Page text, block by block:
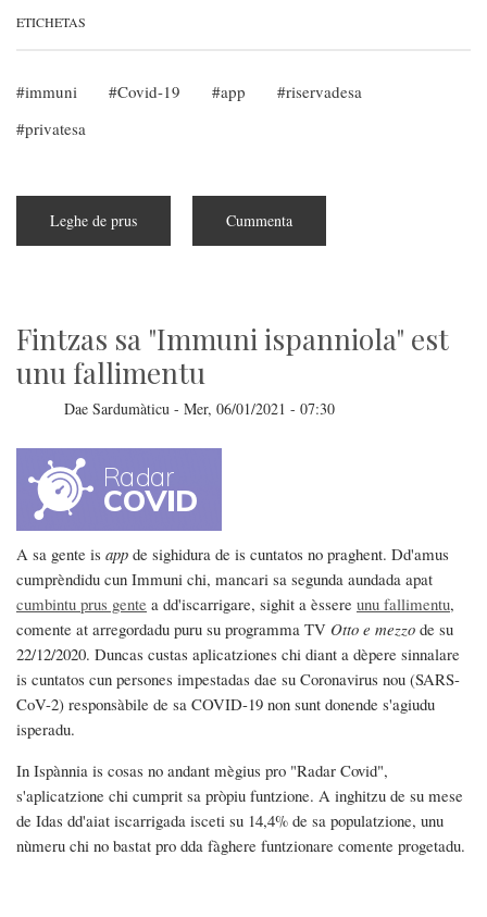
ETICHETAS
immuni Covid-19 app
riservadesa
privatesa
Leghe de prus
Tzina
pro
blocare
una
manifestada
Cummenta
Fintzas sa "Immuni ispanniola" est
unu fallimentu
Dae Sardumàticu - Mer, 06/01/2021 - 07:30
A sa gente is app de sighidura de is cuntatos no praghent. Dd'amus
cumprèndidu cun Immuni chi, mancari sa segunda aundada apat
cumbintu prus gente a dd'iscarrigare, sighit a èssere unu fallimentu,
comente at arregordadu puru su programma TV Otto e mezzo de su
22/12/2020. Duncas custas aplicatziones chi diant a dèpere sinnalare
is cuntatos cun persones impestadas dae su Coronavirus nou (SARS-
CoV-2) responsàbile de sa COVID-19 non sunt donende s'agiudu
isperadu.
In Ispànnia is cosas no andant mègius pro "Radar Covid",
s'aplicatzione chi cumprit sa pròpiu funtzione. A inghitzu de su mese
de Idas dd'aiat iscarrigada isceti su 14,4% de sa populatzione, unu
nùmeru chi no bastat pro dda fàghere funtzionare comente progetadu.